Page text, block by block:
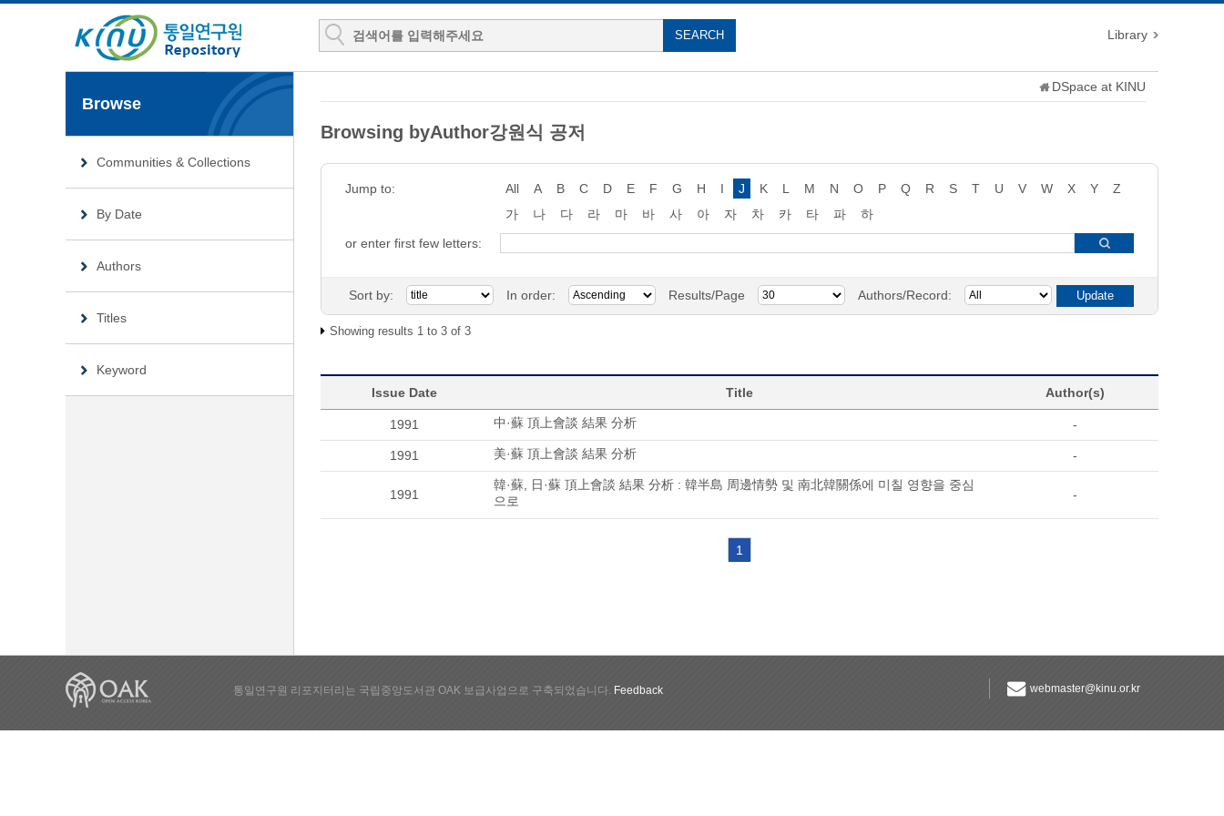
Library
Browse
Communities & Collections
By Date
Authors
Titles
Keyword
DSpace at KINU
Browsing byAuthor강원식 공저
Jump to: All A B C D E F G H I J K L M N O P Q R S T U V W X Y
Z
가
나 다 라 마 바 사 아 자 차 카 타 파
하
or enter first few letters:
Sort by: In order: Results/Page Authors/Record:
Showing results 1 to 3 of 3
Issue Date Title Author(s)
1991 中·蘇 頂上會談 結果 分析 -
1991 美·蘇 頂上會談 結果 分析 -
1991
韓·蘇, 日·蘇 頂上會談 結果 分析 : 韓半島 周邊情勢 및 南北韓關係에 미칠 영향을 중심
으로
-
1
webmaster@kinu.or.kr
통일연구원 리포지터리는 국립중앙도서관 OAK 보급사업으로 구축되었습니다. Feedback